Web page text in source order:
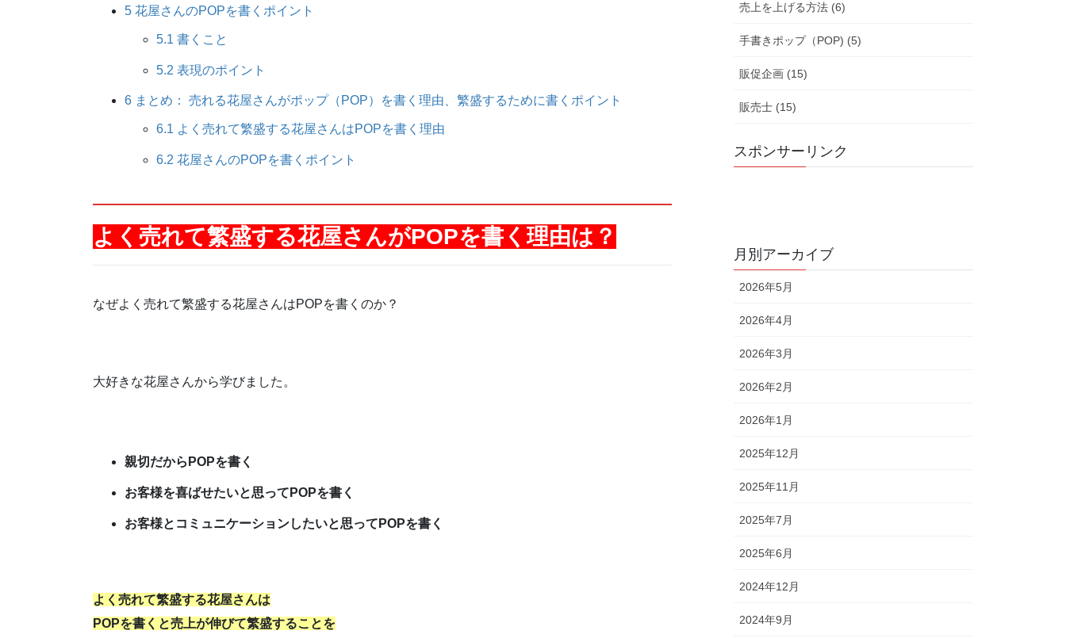
5 花屋さんのPOPを書くポイント
5.1 書くこと
5.2 表現のポイント
6 まとめ： 売れる花屋さんがポップ（POP）を書く理由、繁盛するために書くポイント
6.1 よく売れて繁盛する花屋さんはPOPを書く理由
6.2 花屋さんのPOPを書くポイント
よく売れて繁盛する花屋さんがPOPを書く理由は？
なぜよく売れて繁盛する花屋さんはPOPを書くのか？
大好きな花屋さんから学びました。
親切だからPOPを書く
お客様を喜ばせたいと思ってPOPを書く
お客様とコミュニケーションしたいと思ってPOPを書く
よく売れて繁盛する花屋さんは
POPを書くと売上が伸びて繁盛することを
売上を上げる方法 (6)
手書きポップ（POP) (5)
販促企画 (15)
販売士 (15)
スポンサーリンク
月別アーカイブ
2026年5月
2026年4月
2026年3月
2026年2月
2026年1月
2025年12月
2025年11月
2025年7月
2025年6月
2024年12月
2024年9月